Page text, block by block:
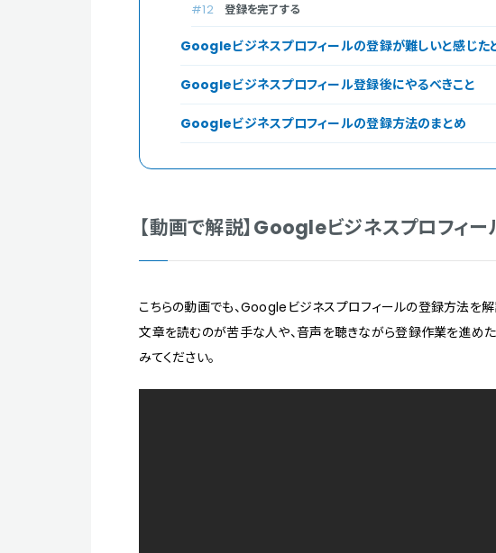
登録を完了する
Googleビジネスプロフィールの登録が難しいと感じた
Googleビジネスプロフィール登録後にやるべきこと
Googleビジネスプロフィールの登録方法のまとめ
【動画で解説】Googleビジネスプロフィ
こちらの動画でも、Googleビジネスプロフィールの登録方法を解
文章を読むのが苦手な人や、音声を聴きながら登録作業を進め
みてください。